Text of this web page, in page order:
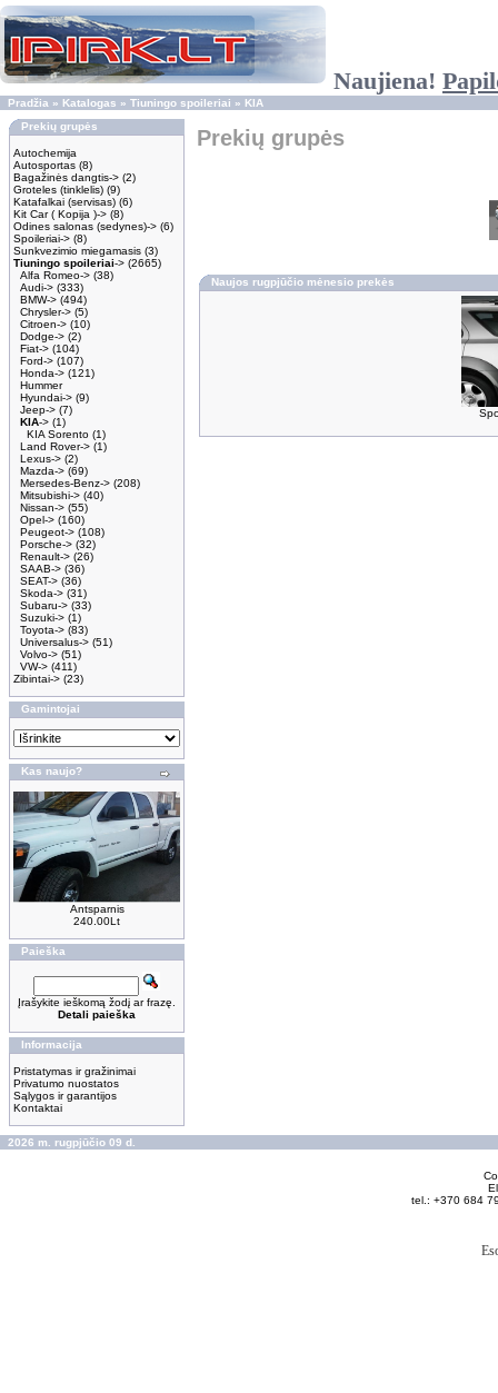
Naujiena!
Pradžia » Katalogas » Tiuningo spoileriai » KIA
Prekių grupės
Autochemija
Autosportas (8)
Bagažinės dangtis-> (2)
Groteles (tinklelis) (9)
Katafalkai (servisas) (6)
Kit Car ( Kopija )-> (8)
Odines salonas (sedynes)-> (6)
Spoileriai-> (8)
Sunkvezimio miegamasis (3)
Tiuningo spoileriai-> (2665)
Alfa Romeo-> (38)
Audi-> (333)
BMW-> (494)
Chrysler-> (5)
Citroen-> (10)
Dodge-> (2)
Fiat-> (104)
Ford-> (107)
Honda-> (121)
Hummer
Hyundai-> (9)
Jeep-> (7)
KIA-> (1)
KIA Sorento (1)
Land Rover-> (1)
Lexus-> (2)
Mazda-> (69)
Mersedes-Benz-> (208)
Mitsubishi-> (40)
Nissan-> (55)
Opel-> (160)
Peugeot-> (108)
Porsche-> (32)
Renault-> (26)
SAAB-> (36)
SEAT-> (36)
Skoda-> (31)
Subaru-> (33)
Suzuki-> (1)
Toyota-> (83)
Universalus-> (51)
Volvo-> (51)
VW-> (411)
Zibintai-> (23)
Gamintojai
Kas naujo?
Antsparnis
240.00Lt
Paieška
Įrašykite ieškomą žodį ar frazę.
Detali paieška
Informacija
Pristatymas ir gražinimai
Privatumo nuostatos
Sąlygos ir garantijos
Kontaktai
Prekių grupės
Naujos rugpjūčio mėnesio prekės
2026 m. rugpjūčio 09 d.
tel.: +370 684